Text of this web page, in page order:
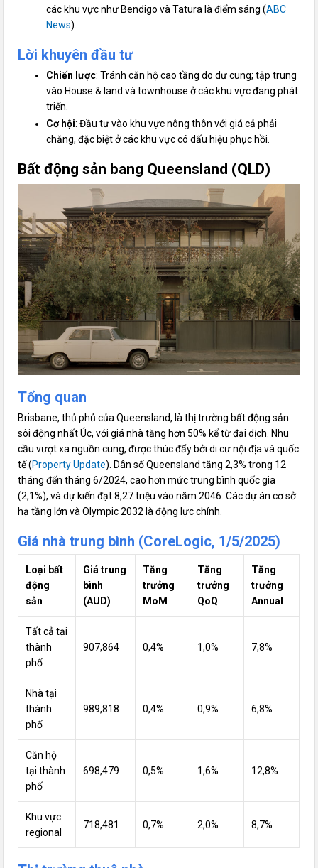
các khu vực như Bendigo và Tatura là điểm sáng (ABC
News).
Lời khuyên đầu tư
Chiến lược: Tránh căn hộ cao tầng do dư cung; tập trung
vào House & land và townhouse ở các khu vực đang phát
triển.
Cơ hội: Đầu tư vào khu vực nông thôn với giá cả phải
chăng, đặc biệt ở các khu vực có dấu hiệu phục hồi.
Bất động sản bang Queensland (QLD)
Tổng quan
Brisbane, thủ phủ của Queensland, là thị trường bất động sản
sôi động nhất Úc, với giá nhà tăng hơn 50% kể từ đại dịch. Nhu
cầu vượt xa nguồn cung, được thúc đẩy bởi di cư nội địa và quốc
tế (Property Update). Dân số Queensland tăng 2,3% trong 12
tháng đến tháng 6/2024, cao hơn mức trung bình quốc gia
(2,1%), và dự kiến đạt 8,27 triệu vào năm 2046. Các dự án cơ sở
hạ tầng lớn và Olympic 2032 là động lực chính.
Giá nhà trung bình (CoreLogic, 1/5/2025)
Loại bất
động
sản
Giá trung
bình
(AUD)
Tăng
trưởng
MoM
Tăng
trưởng
QoQ
Tăng
trưởng
Annual
Tất cả tại
thành
phố
907,864 0,4% 1,0% 7,8%
Nhà tại
thành
phố
989,818 0,4% 0,9% 6,8%
Căn hộ
tại thành
phố
698,479 0,5% 1,6% 12,8%
Khu vực
regional
718,481 0,7% 2,0% 8,7%